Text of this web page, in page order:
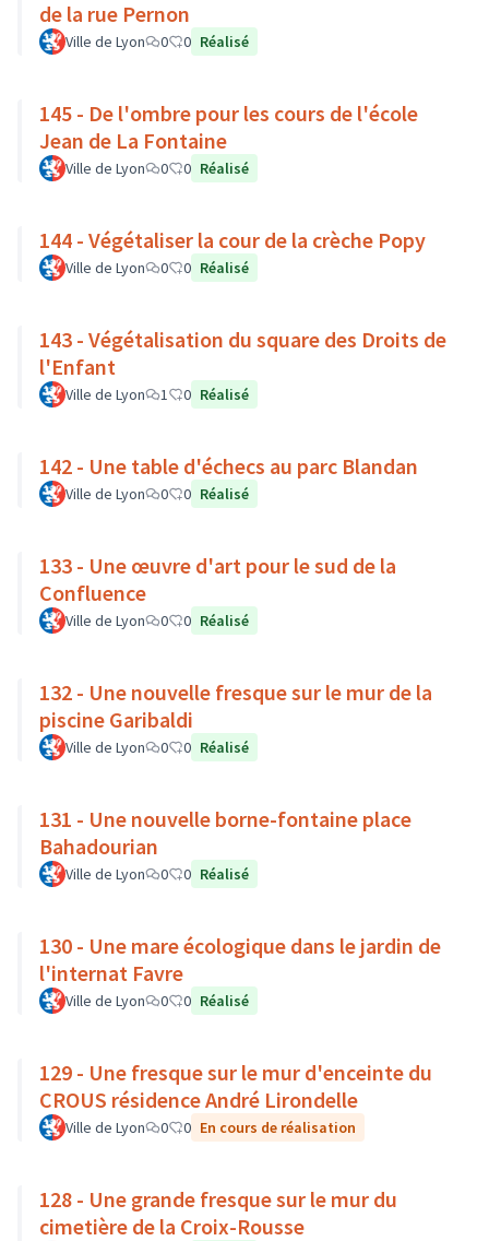
de la rue Pernon
Ville de Lyon 0 0 Réalisé
145 - De l'ombre pour les cours de l'école
Jean de La Fontaine
Ville de Lyon 0 0 Réalisé
144 - Végétaliser la cour de la crèche Popy
Ville de Lyon 0 0 Réalisé
143 - Végétalisation du square des Droits de
l'Enfant
Ville de Lyon 1 0 Réalisé
142 - Une table d'échecs au parc Blandan
Ville de Lyon 0 0 Réalisé
133 - Une œuvre d'art pour le sud de la
Confluence
Ville de Lyon 0 0 Réalisé
132 - Une nouvelle fresque sur le mur de la
piscine Garibaldi
Ville de Lyon 0 0 Réalisé
131 - Une nouvelle borne-fontaine place
Bahadourian
Ville de Lyon 0 0 Réalisé
130 - Une mare écologique dans le jardin de
l'internat Favre
Ville de Lyon 0 0 Réalisé
129 - Une fresque sur le mur d'enceinte du
CROUS résidence André Lirondelle
Ville de Lyon 0 0 En cours de réalisation
128 - Une grande fresque sur le mur du
cimetière de la Croix-Rousse